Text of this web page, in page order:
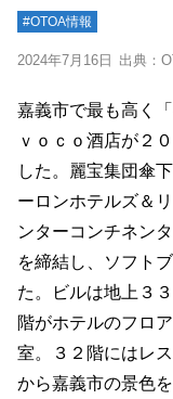
#OTOA情報
2024年7月16日 出典：
嘉義市で最も高く
ｖｏｃｏ酒店が２
した。麗宝集団傘
ーロンホテルズ＆
ンターコンチネン
を締結し、ソフト
た。ビルは地上３
階がホテルのフロ
室。３２階にはレ
から嘉義市の景色